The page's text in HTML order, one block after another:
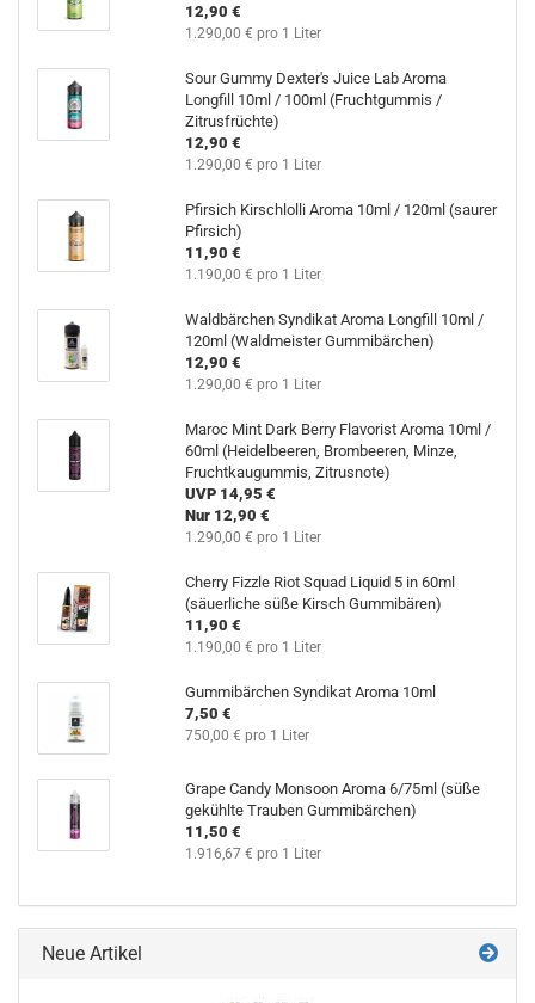
12,90 €
1.290,00 € pro 1 Liter
Sour Gummy Dexter's Juice Lab Aroma
Longfill 10ml / 100ml (Fruchtgummis /
Zitrusfrüchte)
12,90 €
1.290,00 € pro 1 Liter
Pfirsich Kirschlolli Aroma 10ml / 120ml (saurer
Pfirsich)
11,90 €
1.190,00 € pro 1 Liter
Waldbärchen Syndikat Aroma Longfill 10ml /
120ml (Waldmeister Gummibärchen)
12,90 €
1.290,00 € pro 1 Liter
Maroc Mint Dark Berry Flavorist Aroma 10ml /
60ml (Heidelbeeren, Brombeeren, Minze,
Fruchtkaugummis, Zitrusnote)
UVP 14,95 €
Nur 12,90 €
1.290,00 € pro 1 Liter
Cherry Fizzle Riot Squad Liquid 5 in 60ml
(säuerliche süße Kirsch Gummibären)
11,90 €
1.190,00 € pro 1 Liter
Gummibärchen Syndikat Aroma 10ml
7,50 €
750,00 € pro 1 Liter
Grape Candy Monsoon Aroma 6/75ml (süße
gekühlte Trauben Gummibärchen)
11,50 €
1.916,67 € pro 1 Liter
Neue Artikel